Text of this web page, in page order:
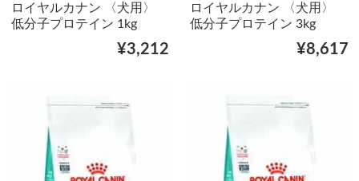
ロイヤルカナン 〈犬用〉
低分子プロテイン 1kg
¥3,212
ロイヤルカナン 〈犬用〉
低分子プロテイン 3kg
¥8,617